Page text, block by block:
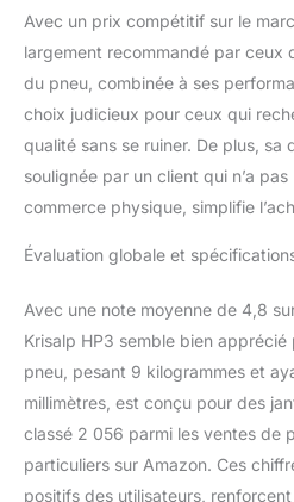
Avec un prix compétitif sur le
largement recommandé par ceux
du pneu, combinée à ses
choix judicieux pour ceux qui
qualité sans se ruiner. De plus, sa
soulignée par un client qui n’a
commerce physique, simplifie
Évaluation globale et
Avec une note moyenne de 4,8
Krisalp HP3 semble bien apprécié
pneu, pesant 9 kilogrammes et
millimètres, est conçu pour des
classé 2 056 parmi les ventes de
particuliers sur Amazon. Ces
positifs des utilisateurs,